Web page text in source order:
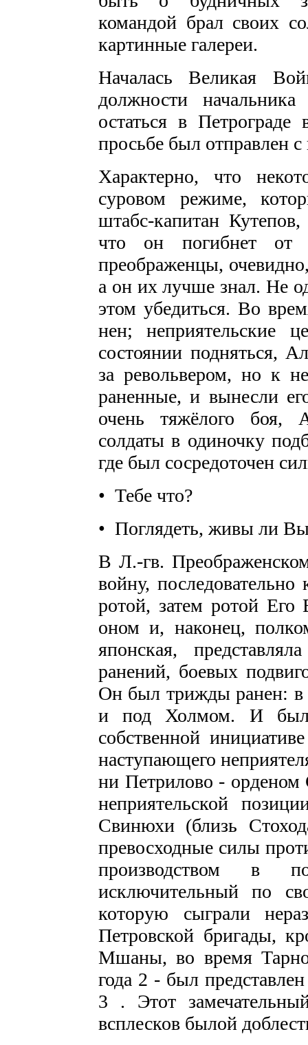
командой брал своих
картинные галереи.
Началась Великая
должности
остаться в
просьбе был отправлен
Характерно, что
суровом режиме,
штабс-капитан
что он погибнет
преображенцы,
а он их лучше знал. Не
этом убедить­ся. Во
нен; неприятельские
состоянии подняться,
за револьвером, но к
ранен­ные, и вынесли
очень тяжёлого боя,
солдаты в одиночку
где был сосре­доточен
• Тебе что?
• Поглядеть, живы ли
В Л.-гв.
войну,
ротой, затем ротой Его
оном и, наконец,
японская,
ранений, боевых
Он был трижды ранен:
и под Холмом. И был
собственной
наступающего
ни Петрилово - орденом
неприятельской
Свинюхи (близь
превосход­ные силы
производством в
исключительный по
которую сыграли
Петровской брига­ды,
Мшаны, во время
года 2 - был
3 . Этот
всплесков бы­лой